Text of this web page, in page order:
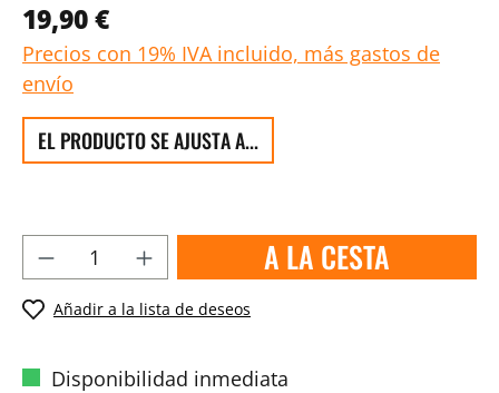
19,90 €
Precios con 19% IVA incluido, más gastos de
envío
EL PRODUCTO SE AJUSTA A...
A LA CESTA
Añadir a la lista de deseos
Disponibilidad inmediata